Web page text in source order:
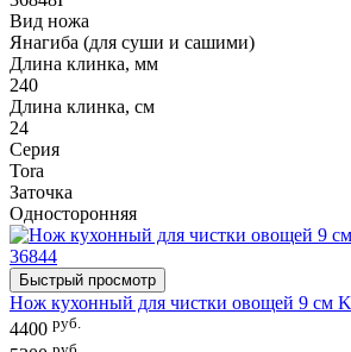
Вид ножа
Янагиба (для суши и сашими)
Длина клинка, мм
240
Длина клинка, см
24
Серия
Tora
Заточка
Односторонняя
Быстрый просмотр
Нож кухонный для чистки овощей 9 см
4400 руб.